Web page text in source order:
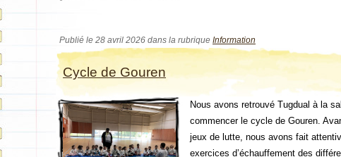
Publié le 28 avril 2026 dans la rubrique Information
Cycle de Gouren
Nous avons retrouvé Tugdual à la
commencer le cycle de Gouren.
jeux de lutte, nous avons fait
exercices d’échauffement des